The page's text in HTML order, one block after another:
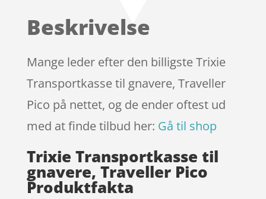
kundebedø
Beskrivelse
Mange leder efter den billigste Trixie
Transportkasse til gnavere, Traveller
Pico på nettet, og de ender oftest ud
med at finde tilbud her: Gå til shop
Trixie Transportkasse til
gnavere, Traveller Pico
Produktfakta